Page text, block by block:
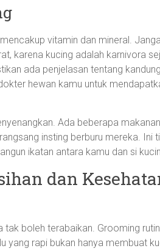
vitamin dan mineral.
karena kucing adalah karnivora
ada penjelasan tentang
hewan kamu untuk
Ada beberapa
insting berburu mereka. Ini
ikatan antara kamu dan si
dan
tak boleh terabaikan. Grooming
yang rapi bukan hanya membuat